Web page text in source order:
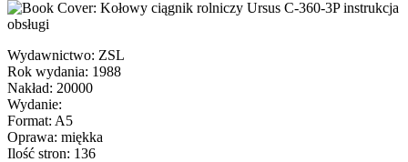
Wydawnictwo: ZSL
Rok wydania: 1988
Nakład: 20000
Wydanie:
Format: A5
Oprawa: miękka
Ilość stron: 136